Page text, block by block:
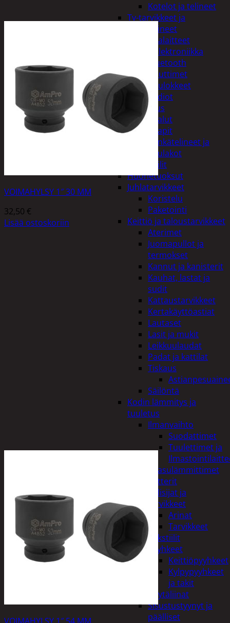
Kotelot ja telineet
Tv-tarvikkeet ja
seinätelineet
Varavirtalaitteet
Viihde-elektroniikka
Bluetooth
kaiuttimet
Kuulokkeet
Radiot
Koti ja sisustus
Huonekalut
Kaapit
Kenkätelineet ja
naulakot
Peilit
Huonetuoksut
Juhlatarvikkeet
Koristelu
Paketointi
Keittiö ja taloustarvikkeet
Aterimet
Juomapullot ja
termokset
Kannut ja kanisterit
Kauhat, lastat ja
sudit
Kattaustarvikkeet
Kertakäyttöastiat
Lautaset
Lasit ja mukit
Leikkuulaudat
Padat ja kattilat
Tiskaus
Säilöntä
Kodin lämmitys ja
tuuletus
Ilmanvaihto
Suodattimet
Tuulettimet ja
Kaasulämmittimet
Patterit
Tulisijat ja
tarvikkeet
Arinat
Tarvikkeet
Kodintekstiilit
Pyyhkeet
Keittiöpyyhkeet
Kylpypyyhkeet
ja takit
Pöytäliinat
Sisustustyynyt ja
päälliset
VOIMAHYLSY 1″ 30 MM
32,50 €
Lisää ostoskoriin